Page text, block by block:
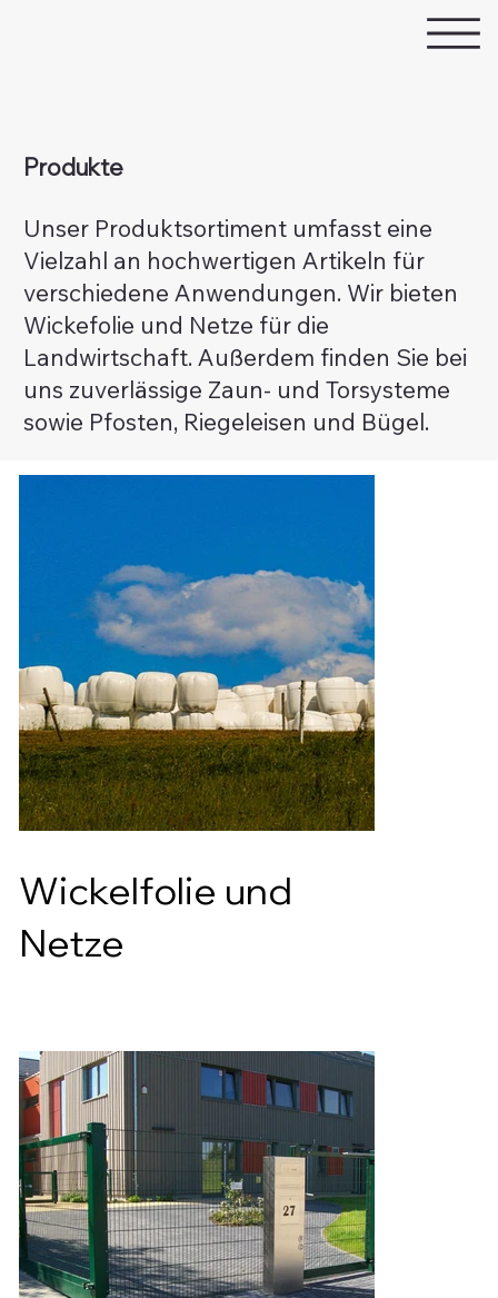
Produkte
Unser Produktsortiment umfasst eine
Vielzahl an hochwertigen Artikeln für
verschiedene Anwendungen. Wir bieten
Wickefolie und Netze für die
Landwirtschaft. Außerdem finden Sie bei
uns zuverlässige Zaun- und Torsysteme
sowie Pfosten, Riegeleisen und Bügel.
Wickelfolie und
Netze